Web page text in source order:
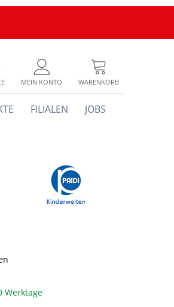
MEIN KONTO WARENKORB
FILIALEN JOBS
Werktage